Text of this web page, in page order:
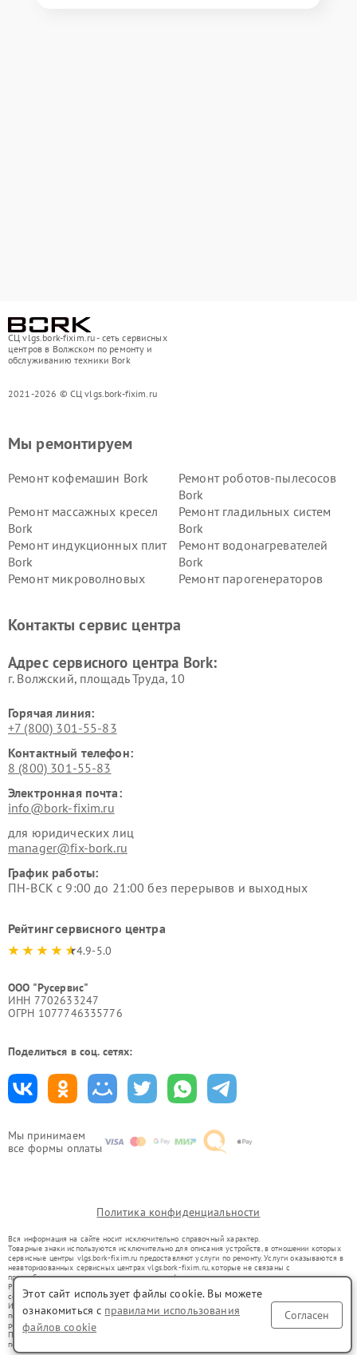
СЦ vlgs.bork-fixim.ru - сеть сервисных
центров в Волжском по ремонту и
обслуживанию техники Bork
2021-2026 © СЦ vlgs.bork-fixim.ru
Мы принимаем
все формы оплаты
Мы ремонтируем
Ремонт кофемашин Bork
Ремонт роботов-пылесосов
Bork
Ремонт массажных кресел
Bork
Ремонт гладильных систем
Bork
Ремонт индукционных плит
Bork
Ремонт водонагревателей
Bork
Ремонт микроволновых
Ремонт парогенераторов
воздуха Bork
Bork
Bork
Контакты сервис центра
Адрес сервисного центра Bork:
г. Волжский, площадь Труда, 10
Горячая линия:
+7 (800) 301-55-83
Контактный телефон:
8 (800) 301-55-83
Электронная почта:
info@bork-fixim.ru
для юридических лиц
manager@fix-bork.ru
График работы:
ПН-ВСК с 9:00 до 21:00 без перерывов и выходных
Рейтинг сервисного центра
4.9-5.0
ООО "Русервис"
ИНН 7702633247
ОГРН 1077746335776
Поделиться в соц. сетях:
Политика конфиденциальности
Вся информация на сайте носит исключительно справочный характер.
Товарные знаки используются исключительно для описания устройств, в отношении которых
сервисные центры vlgs.bork-fixim.ru предоставляют услуги по ремонту. Услуги оказываются в
неавторизованных сервисных центрах vlgs.bork-fixim.ru, которые не связаны с
правообладателями товарных знаков или их официальными представителями.
Ремонт осуществляется для устройств, уже введенных в гражданский оборот в соответствии
со статьей 1487 ГК РФ.
Использование товарных знаков не преследует цели индивидуализации услуг или введения
потребителей в заблуждение, а служит для информирования о предоставляемых услугах по
ремонту техники указанных брендов.
Представленная на сайте информация не является публичной офертой, определяемой
положениями Статьи 437(2) Гражданского кодекса РФ
Этот сайт использует файлы cookie. Вы можете
ознакомиться с правилами использования
файлов cookie
Согласен